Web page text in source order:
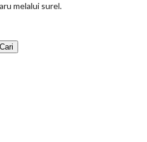
melalui surel.